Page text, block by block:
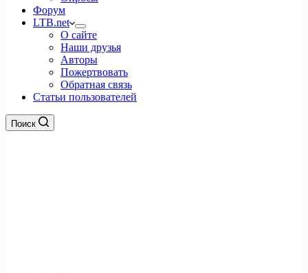
Форум
LTB.net
О сайте
Наши друзья
Авторы
Пожертвовать
Обратная связь
Статьи пользователей
Поиск